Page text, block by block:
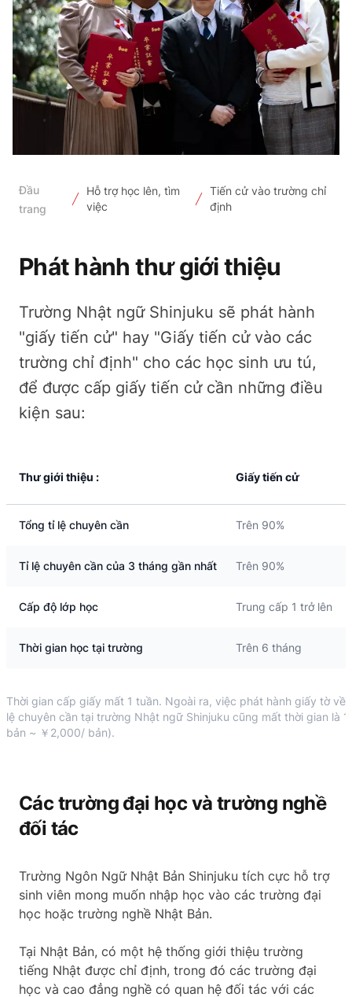
Đầu
trang
Hỗ trợ học lên, tìm
việc
Tiến cử vào trường chỉ
định
Phát hành thư giới thiệu
Trường Nhật ngữ Shinjuku sẽ phát hành
"giấy tiến cử" hay "Giấy tiến cử vào các
trường chỉ định" cho các học sinh ưu tú,
để được cấp giấy tiến cử cần những điều
kiện sau:
Thư giới thiệu : Giấy tiến cử
Tổng tỉ lệ chuyên cần Trên 90%
Tỉ lệ chuyên cần của 3 tháng gần nhất Trên 90%
Cấp độ lớp học Trung cấp 1 trở lên
Thời gian học tại trường Trên 6 tháng
Thời gian cấp giấy mất 1 tuần. Ngoài ra, việc phát hành giấy tờ về
lệ chuyên cần tại trường Nhật ngữ Shinjuku cũng mất thời gian là
bản ~ ￥2,000/ bản).
Các trường đại học và trường nghề
đối tác
Trường Ngôn Ngữ Nhật Bản Shinjuku tích cực hỗ trợ
sinh viên mong muốn nhập học vào các trường đại
học hoặc trường nghề Nhật Bản.
Tại Nhật Bản, có một hệ thống giới thiệu trường
tiếng Nhật được chỉ định, trong đó các trường đại
học và cao đẳng nghề có quan hệ đối tác với các